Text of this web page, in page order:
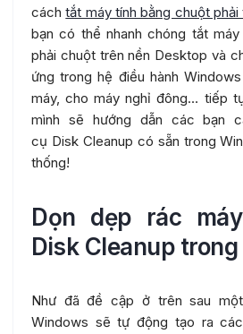
cáchtắt máy tính bằng chuột
bạn có thể nhanh chóng tắt
phải chuột trên nền Desktop và
ứng trong hệ điều hành
máy, cho máy nghỉ đông… tiếp
mình sẽ hướng dẫn các bạn
cụ Disk Cleanup có sẵn trong
thống!
Dọn dẹp rác
Disk Cleanup
Như đã đề cập ở trên sau
Windows sẽ tự động tạo ra